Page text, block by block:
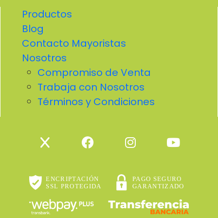
Productos
Blog
Contacto Mayoristas
Nosotros
Compromiso de Venta
Trabaja con Nosotros
Términos y Condiciones